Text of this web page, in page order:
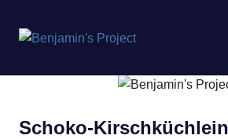
springen
Project
Schoko-